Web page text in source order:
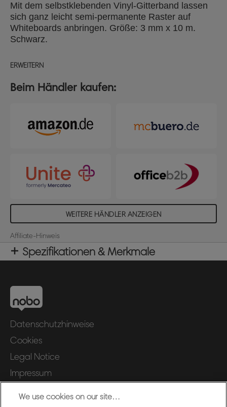
Mit dem selbstklebenden Vinyl-Gitterband lassen
sich ganz leicht semi-permanente Raster auf
Whiteboards anbringen. Größe: 3 mm x 10 m.
Schwarz.
ERWEITERN
Beim Händler kaufen:
WEITERE HÄNDLER ANZEIGEN
Affiliate-Hinweis
Spezifikationen & Merkmale
Datenschutzhinweise
Cookies
Legal Notice
Impressum
We use cookies on our site…